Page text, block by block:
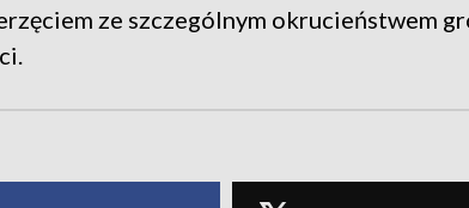
ze szczególnym okrucieństwem